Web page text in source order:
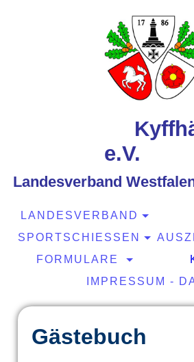
e.V.
Landesverband
LANDESVERBAND
SPORTSCHIESSEN
FORMULARE
Gästebuch